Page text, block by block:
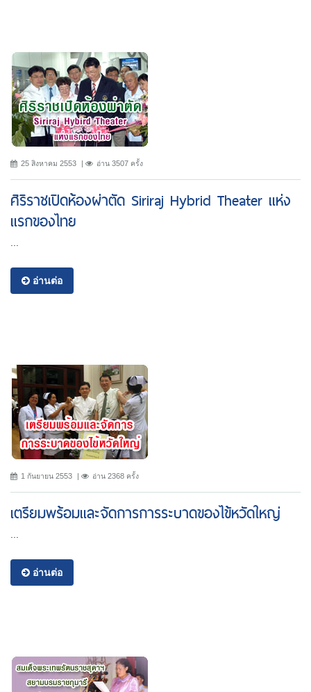
25 สิงหาคม 2553 อ่าน 3507 ครั้ง
ศิริราชเปิดห้องผ่าตัด Siriraj Hybrid Theater แห่ง
แรกของไทย
อ่านต่อ
1 กันยายน 2553 อ่าน 2368 ครั้ง
เตรียมพร้อมและจัดการการระบาดของไข้หวัดใหญ่
อ่านต่อ